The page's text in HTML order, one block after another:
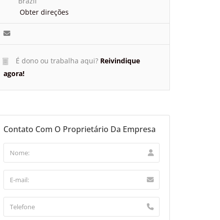
Obter direções
É dono ou trabalha aqui? Reivindique
agora!
Contato Com O Proprietário Da Empresa